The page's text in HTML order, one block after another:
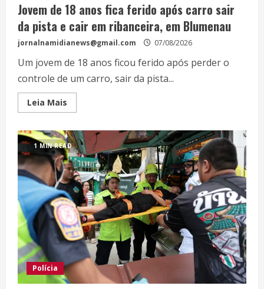
Jovem de 18 anos fica ferido após carro sair
da pista e cair em ribanceira, em Blumenau
jornalnamidianews@gmail.com 07/08/2026
Um jovem de 18 anos ficou ferido após perder o
controle de um carro, sair da pista...
Leia Mais
1 MIN READ
Polícia